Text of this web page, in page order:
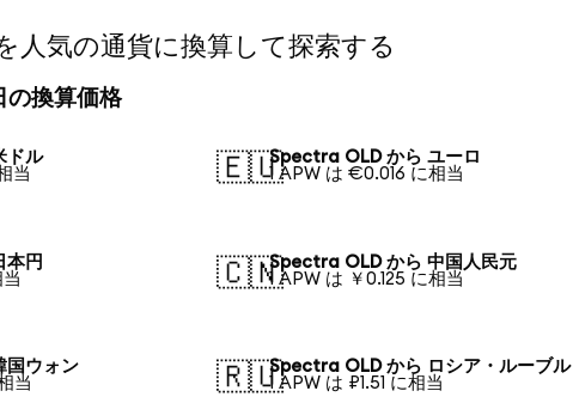
気の通貨に換算して探索する
換算価格
ドル
当
🇪🇺Spectra OLD から ユーロ
1 APW は €0.016 に相当
本円
🇨🇳Spectra OLD から 中国人民元
1 APW は ￥0.125 に相当
国ウォン
当
🇷🇺Spectra OLD から ロシア・ルーブル
1 APW は ₽1.51 に相当